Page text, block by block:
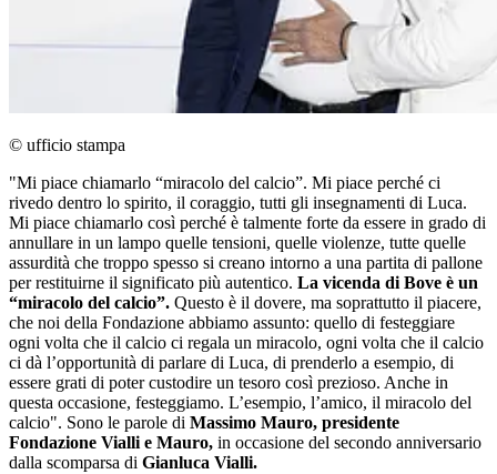
© ufficio stampa
"Mi piace chiamarlo “miracolo del calcio”. Mi piace perché ci
rivedo dentro lo spirito, il coraggio, tutti gli insegnamenti di Luca.
Mi piace chiamarlo così perché è talmente forte da essere in grado di
annullare in un lampo quelle tensioni, quelle violenze, tutte quelle
assurdità che troppo spesso si creano intorno a una partita di pallone
per restituirne il significato più autentico. La vicenda di Bove è un
“miracolo del calcio”. Questo è il dovere, ma soprattutto il piacere,
che noi della Fondazione abbiamo assunto: quello di festeggiare
ogni volta che il calcio ci regala un miracolo, ogni volta che il calcio
ci dà l’opportunità di parlare di Luca, di prenderlo a esempio, di
essere grati di poter custodire un tesoro così prezioso. Anche in
questa occasione, festeggiamo. L’esempio, l’amico, il miracolo del
calcio". Sono le parole di Massimo Mauro, presidente
Fondazione Vialli e Mauro, in occasione del secondo anniversario
dalla scomparsa di Gianluca Vialli.